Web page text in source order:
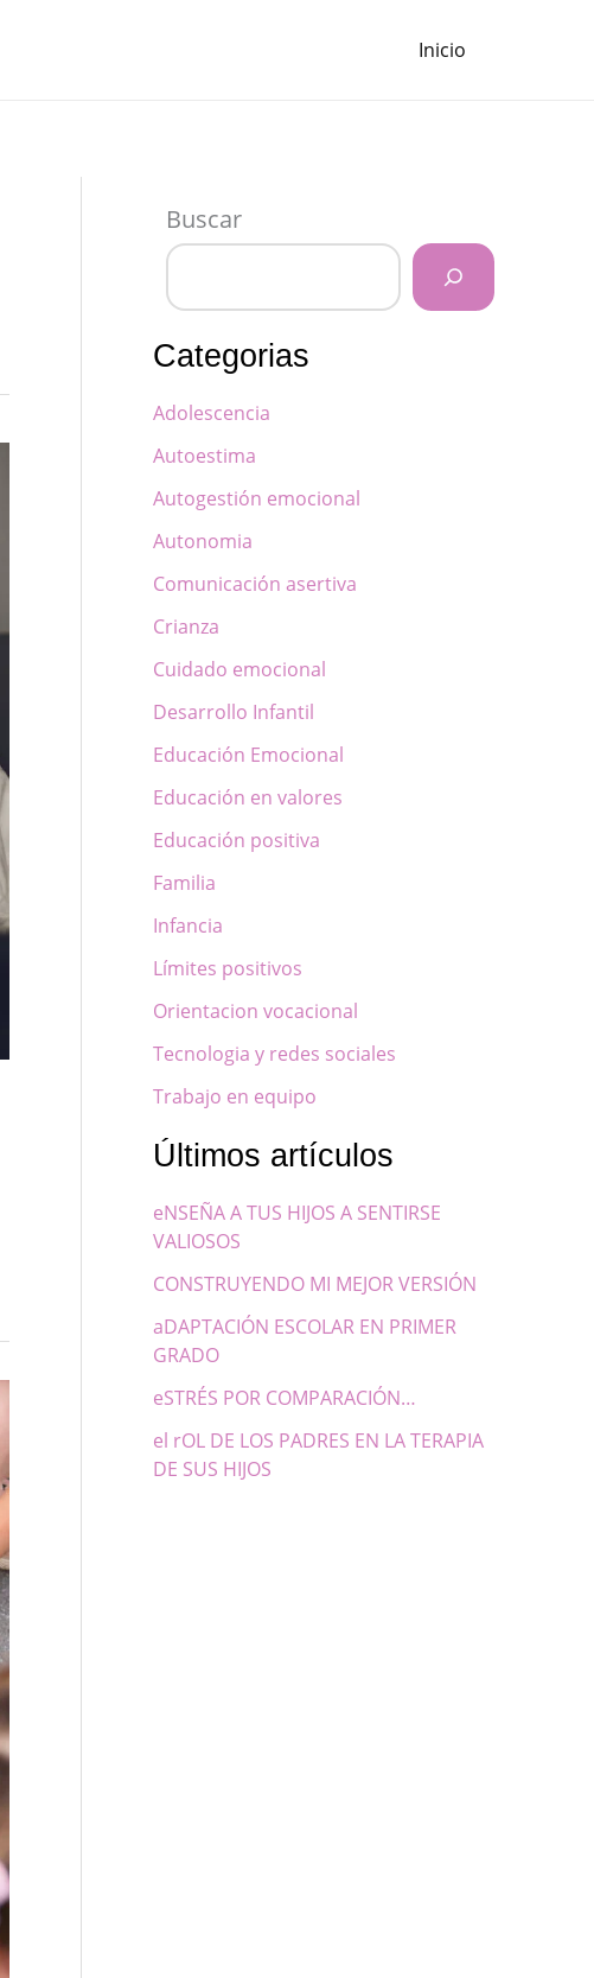
Inicio
Buscar
Categorias
Adolescencia
Autoestima
Autogestión emocional
Autonomia
Comunicación asertiva
Crianza
Cuidado emocional
Desarrollo Infantil
Educación Emocional
Educación en valores
Educación positiva
Familia
Infancia
Límites positivos
Orientacion vocacional
Tecnologia y redes sociales
Trabajo en equipo
Últimos artículos
eNSEÑA A TUS HIJOS A SENTIRSE
VALIOSOS
CONSTRUYENDO MI MEJOR VERSIÓN
aDAPTACIÓN ESCOLAR EN PRIMER
GRADO
eSTRÉS POR COMPARACIÓN…
el rOL DE LOS PADRES EN LA TERAPIA
DE SUS HIJOS